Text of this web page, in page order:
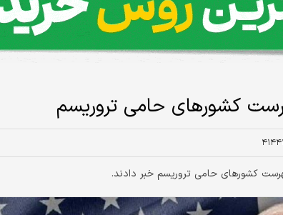
کشورهای حامی تروریسم
کشورهای حامی تروریسم خبر دادند.